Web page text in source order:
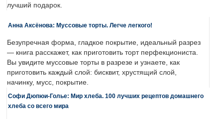
лучший подарок.
Анна Аксёнова: Муссовые торты. Легче легкого!
Безупречная форма, гладкое покрытие, идеальный разрез
— книга расскажет, как приготовить торт перфекциониста.
Вы увидите муссовые торты в разрезе и узнаете, как
приготовить каждый слой: бисквит, хрустящий слой,
начинку, мусс, покрытие.
Софи Дюпюи-Голье: Мир хлеба. 100 лучших рецептов домашнего
хлеба со всего мира